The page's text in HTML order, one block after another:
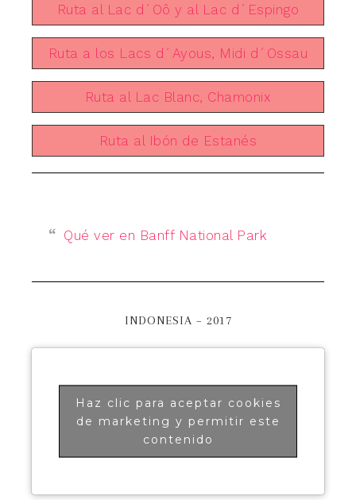
Ruta al Lac d´Oô y al Lac d´Espingo
Ruta a los Lacs d´Ayous, Midi d´Ossau
Ruta al Lac Blanc, Chamonix
Ruta al Ibón de Estanés
Qué ver en Banff National Park
INDONESIA – 2017
Haz clic para aceptar cookies
de marketing y permitir este
contenido